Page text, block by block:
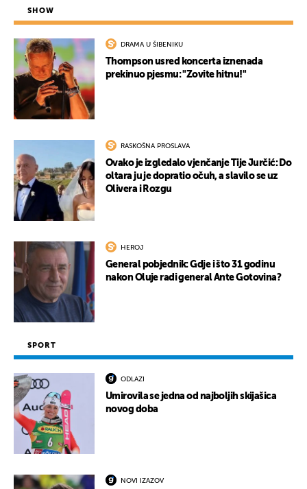
SHOW
DRAMA U ŠIBENIKU
Thompson usred koncerta iznenada
prekinuo pjesmu: "Zovite hitnu!"
RASKOŠNA PROSLAVA
Ovako je izgledalo vjenčanje Tije Jurčić: Do
oltara ju je dopratio očuh, a slavilo se uz
Olivera i Rozgu
HEROJ
General pobjednik: Gdje i što 31 godinu
nakon Oluje radi general Ante Gotovina?
SPORT
ODLAZI
Umirovila se jedna od najboljih skijašica
novog doba
NOVI IZAZOV